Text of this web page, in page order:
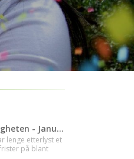
Nyhetsbrev for frivilligheten - Januar 2024
lenge etterlyst et
på blant